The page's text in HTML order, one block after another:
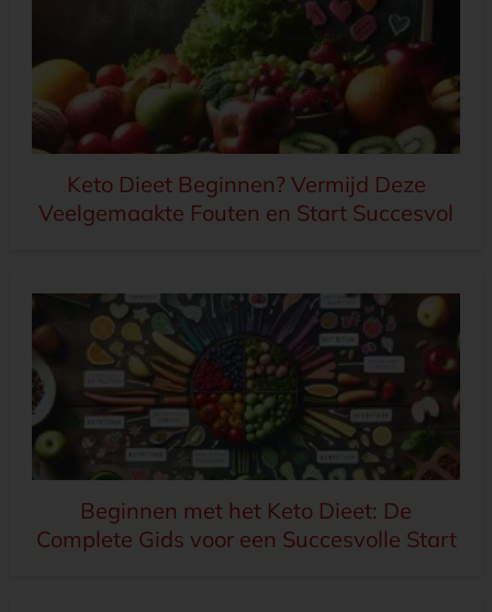
Keto Dieet Beginnen? Vermijd Deze
Veelgemaakte Fouten en Start Succesvol
Beginnen met het Keto Dieet: De
Complete Gids voor een Succesvolle Start